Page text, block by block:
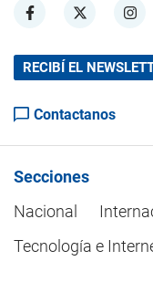
RECIBÍ EL
Contactanos
Secciones
Nacional
Tecnología e